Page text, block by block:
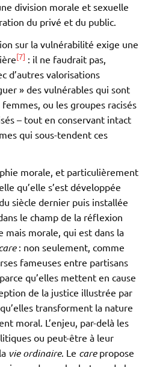
division morale et sexuelle
du privé et du public.
sur la vulnérabilité exige une
[7] : il ne faudrait pas,
d’autres valorisations
» des vulnérables qui sont
ou les groupes racisés
– tout en conservant intact
qui sous-tendent ces
morale, et particulièrement
qu’elle s’est développée
siècle dernier puis installée
le champ de la réflexion
morale, qui est dans la
: non seulement, comme
fameuses entre partisans
qu’elles mettent en cause
de la justice illustrée par
transforment la nature
moral. L’enjeu, par-delà les
ou peut-être à leur
vie ordinaire. Le carepropose